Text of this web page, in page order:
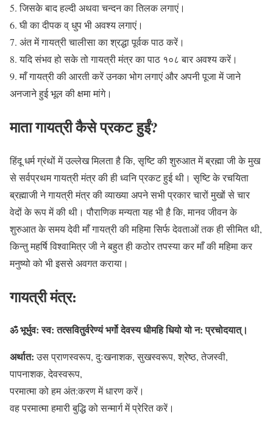
5. जिसके बाद हल्दी अथवा चन्दन का तिलक लगाएं।
6. घी का दीपक व् धुप भी अवश्य लगाएं।
7. अंत में गायत्री चालीसा का श्रद्धा पूर्वक पाठ करें।
8. यदि संभव हो सके तो गायत्री मंत्र का पाठ १०८ बार अवश्य करें।
9. माँ गायत्री की आरती करें उनका भोग लगाएं और अपनी पूजा में जाने
अनजाने हुई भूल की क्षमा मांगे।
माता गायत्री कैसे प्रकट हुईं?
हिंदू धर्म ग्रंथों में उल्लेख मिलता है कि, सृष्टि की शुरुआत में ब्रह्मा जी के मुख
से सर्वप्रथम गायत्री मंत्र की ही ध्वनि प्रकट हुई थी। सृष्टि के रचयिता
ब्रह्माजी ने गायत्री मंत्र की व्याख्या अपने सभी प्रकार चारों मुखों से चार
वेदों के रूप में की थी। पौराणिक मन्यता यह भी है कि, मानव जीवन के
शुरुआत के समय देवी माँ गायत्री की महिमा सिर्फ देवताओं तक ही सीमित थी,
किन्तु महर्षि विश्वामित्र जी ने बहुत ही कठोर तपस्या कर माँ की महिमा कर
मनुष्यो को भी इससे अवगत कराया।
गायत्री मंत्र:
ॐ भूर्भुव: स्व: तत्सवितुर्वरेण्यं भर्गो देवस्य धीमहि धियो यो न: प्रचोदयात्।
अर्थात:उस प्राणस्वरूप, दुःखनाशक, सुखस्वरूप, श्रेष्ठ, तेजस्वी,
पापनाशक, देवस्वरूप,
परमात्मा को हम अंत:करण में धारण करें।
वह परमात्मा हमारी बुद्धि को सन्मार्ग में प्रेरित करें।